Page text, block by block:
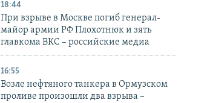
18:44
При взрыве в Москве погиб генерал-
майор армии РФ Плохотнюк и зять
главкома ВКС – российские медиа
16:55
Возле нефтяного танкера в Ормузском
проливе произошли два взрыва –